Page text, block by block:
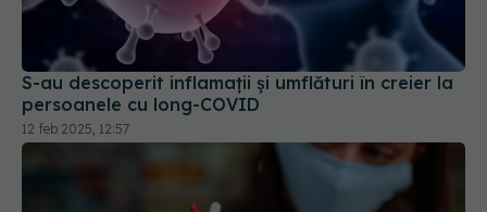
S-au descoperit inflamaţii și umflături în creier la
persoanele cu long-COVID
12 feb 2025, 12:57